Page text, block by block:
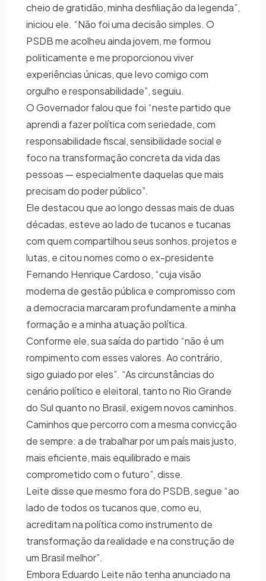
cheio de gratidão, minha desfiliação da legenda”,
iniciou ele. “Não foi uma decisão simples. O
PSDB me acolheu ainda jovem, me formou
politicamente e me proporcionou viver
experiências únicas, que levo comigo com
orgulho e responsabilidade”, seguiu.
O Governador falou que foi “neste partido que
aprendi a fazer política com seriedade, com
responsabilidade fiscal, sensibilidade social e
foco na transformação concreta da vida das
pessoas — especialmente daquelas que mais
precisam do poder público”.
Ele destacou que ao longo dessas mais de duas
décadas, esteve ao lado de tucanos e tucanas
com quem compartilhou seus sonhos, projetos e
lutas, e citou nomes como o ex-presidente
Fernando Henrique Cardoso, “cuja visão
moderna de gestão pública e compromisso com
a democracia marcaram profundamente a minha
formação e a minha atuação política.
Conforme ele, sua saída do partido “não é um
rompimento com esses valores. Ao contrário,
sigo guiado por eles”. “As circunstâncias do
cenário político e eleitoral, tanto no Rio Grande
do Sul quanto no Brasil, exigem novos caminhos.
Caminhos que percorro com a mesma convicção
de sempre: a de trabalhar por um país mais justo,
mais eficiente, mais equilibrado e mais
comprometido com o futuro”, disse.
Leite disse que mesmo fora do PSDB, segue “ao
lado de todos os tucanos que, como eu,
acreditam na política como instrumento de
transformação da realidade e na construção de
um Brasil melhor”.
Embora Eduardo Leite não tenha anunciado na